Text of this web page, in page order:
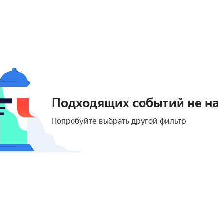
Подходящих событий не
Попробуйте выбрать другой фильтр